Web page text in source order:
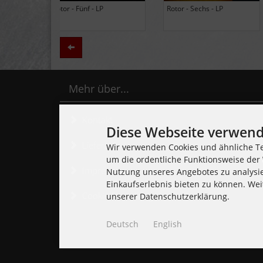
Black Lung - Ancients - LP
Daily Thompson - Glue - LP
Zurück
Mehr über...
Lieferzeit
Impressum
Cookie Einstellungen
Diese Webseite
Wir verwenden Cookies und ähnliche
um die ordentliche Funktionsweise
Nutzung unseres Angebotes zu
Einkaufserlebnis bieten zu können.
unserer Datenschutzerklärung.
Deutsch English